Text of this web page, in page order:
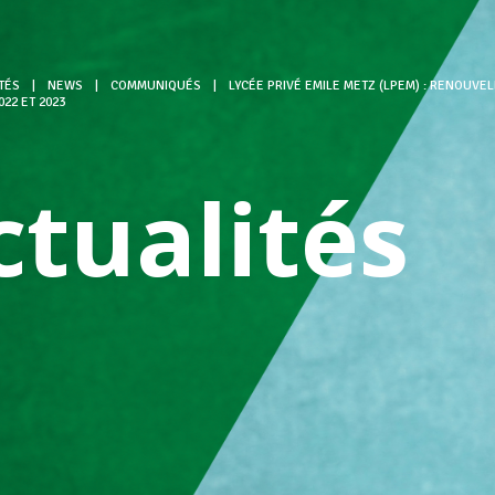
NEWS COMMUNIQUÉS
LYCÉE PRIVÉ EMILE METZ (LPEM) :
ET 2023